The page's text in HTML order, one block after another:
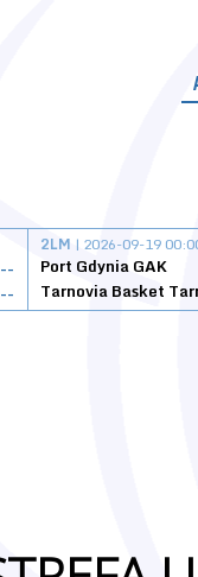
2LM | 2026-09-19
Port Gdynia GAK